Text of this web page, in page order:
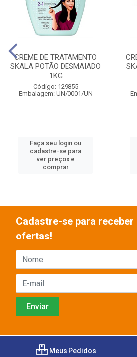
CREME DE TRATAMENTO
SKALA POTÃO DESMAIADO
1KG
Código: 129855
Embalagem: UN/0001/UN
Faça seu login ou
cadastre-se para
ver preços e
comprar
Cadastre-se para receber
ofertas!
Meus Pedidos